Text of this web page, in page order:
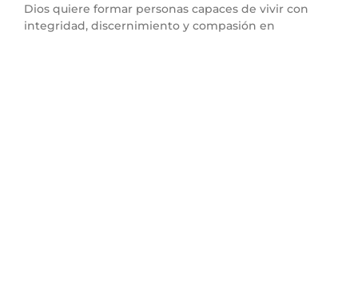
Dios quiere formar personas capaces de vivir con
integridad, discernimiento y compasión en